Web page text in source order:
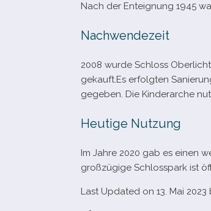
Nach der Enteignung 1945
Nachwendezeit
2008 wurde Schloss
gekauft.Es erfolg­ten
gege­ben. Die Kinderarche
Heutige Nutzung
Im Jahre 2020 gab es einen
groß­zü­gige Schlosspark ist
Last Updated on 13. Mai 2023